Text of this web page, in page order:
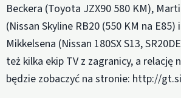
Beckera (Toyota JZX90 580 KM),
(Nissan Skyline RB20 (550 KM na E85)
Mikkelsena (Nissan 180SX S13,
też kilka ekip TV z zagranicy, a relację
będzie zobaczyć na stronie: http://